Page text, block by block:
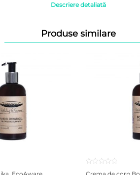
Descriere detaliată
Produse similare